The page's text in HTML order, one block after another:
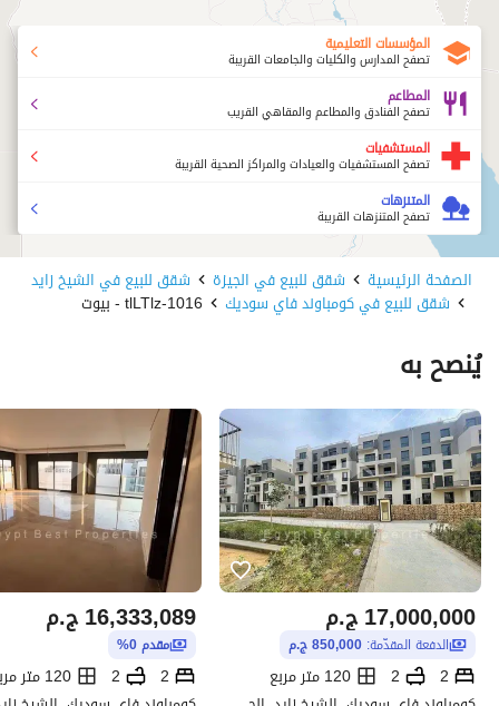
المؤسسات التعليمية
تصفح المدارس والكليات والجامعات القريبة
المطاعم
تصفح الفنادق والمطاعم والمقاهي القريب
المستشفيات
تصفح المستشفيات والعيادات والمراكز الصحية القريبة
المتنزهات
تصفح المتنزهات القريبة
الصفحة الرئيسية شقق للبيع في الجيزة شقق للبيع في الشيخ زايد
شقق للبيع في كومباوند فاي سوديك 1016-tlLTlz - بيوت
يُنصح به
ج.م17,000,000
الدفعة المقدّمة: 850,000 ج.م
2
2
120 متر مربع
ج.م16,333,089
مقدم 0%
2
2 120 متر مربع